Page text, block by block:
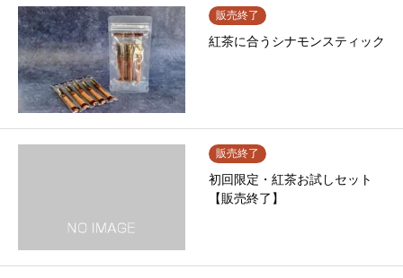
販売終了
紅茶に合うシナモンスティック
販売終了
初回限定・紅茶お試しセット
【販売終了】